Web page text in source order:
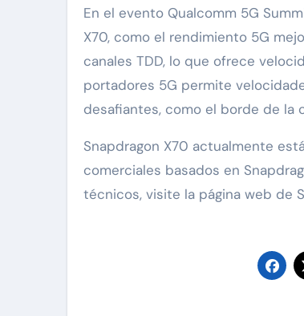
En el evento Qualcomm 5G
X70, como el rendimiento 5G
canales TDD, lo que ofrece
portadores 5G permite
desafiantes, como el borde de la
Snapdragon X70 actualmente
comerciales basados ​​en
técnicos, visite la página web de